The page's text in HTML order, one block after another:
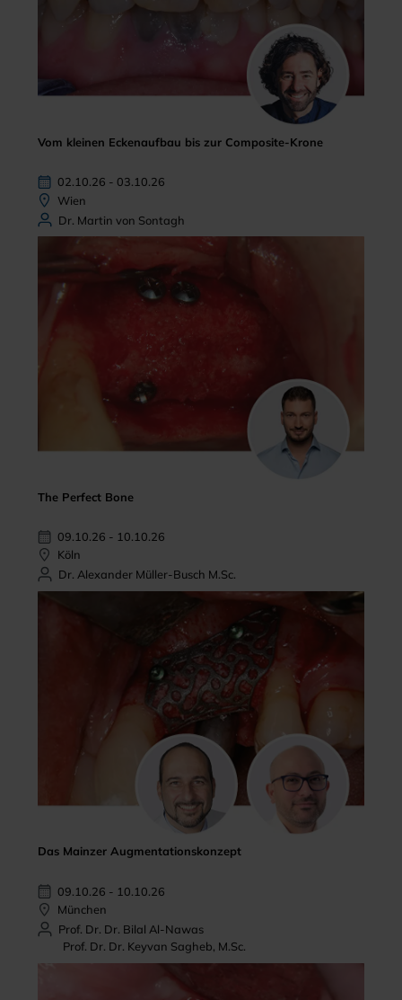
Vom kleinen Eckenaufbau bis zur Composite-Krone
02.10.26 - 03.10.26
Wien
Dr. Martin von Sontagh
The Perfect Bone
09.10.26 - 10.10.26
Köln
Dr. Alexander Müller-Busch M.Sc.
Das Mainzer Augmentationskonzept
09.10.26 - 10.10.26
München
Prof. Dr. Dr. Bilal Al-Nawas
Prof. Dr. Dr. Keyvan Sagheb, M.Sc.